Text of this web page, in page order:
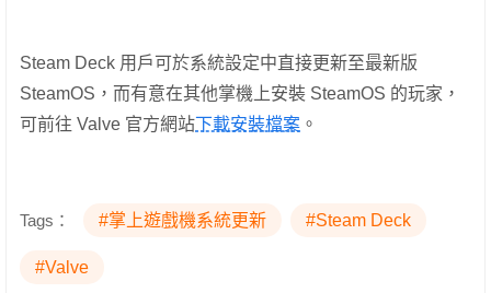
Steam Deck 用戶可於系統設定中直接更新至最新版
SteamOS，而有意在其他掌機上安裝 SteamOS 的玩家，
可前往 Valve 官方網站下載安裝檔案 。
Tags： #掌上遊戲機系統更新 #Steam Deck
#Valve